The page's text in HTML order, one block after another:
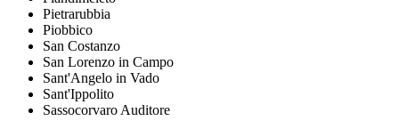
Pietrarubbia
Piobbico
San Costanzo
San Lorenzo in Campo
Sant'Angelo in Vado
Sant'Ippolito
Sassocorvaro Auditore